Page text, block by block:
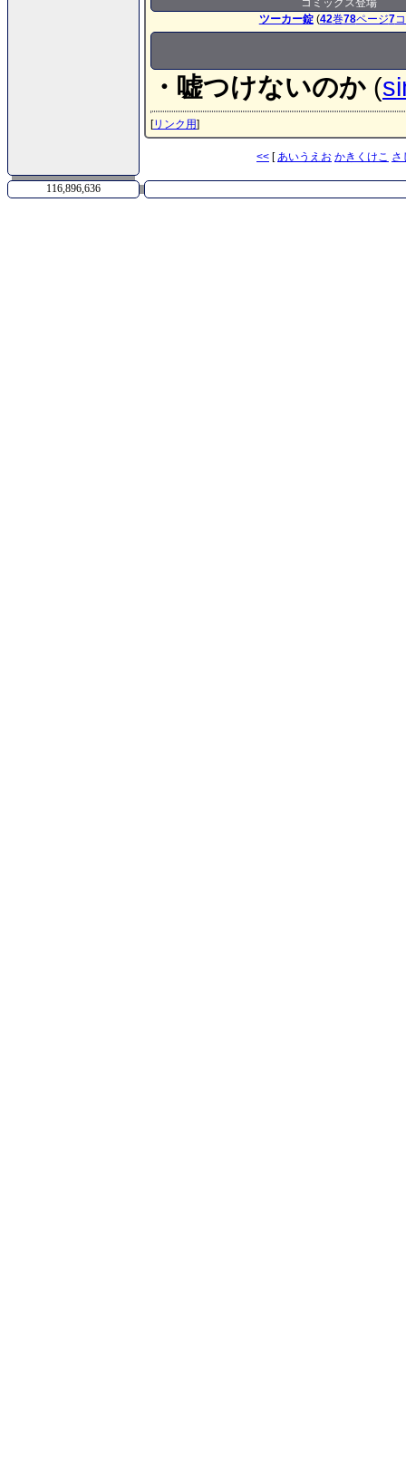
コミックス登場
ツーカー錠(42巻78ページ7
・嘘つけないのか (
[リンク用]
<< [あいう え お かき く けこ さ
116,896,636